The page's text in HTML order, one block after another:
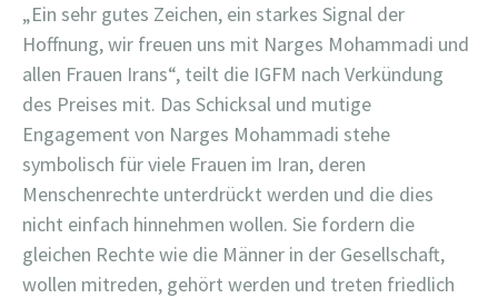
„Ein sehr gutes Zeichen, ein starkes Signal der
Hoffnung, wir freuen uns mit Narges Mohammadi und
allen Frauen Irans“, teilt die IGFM nach Verkündung
des Preises mit. Das Schicksal und mutige
Engagement von Narges Mohammadi stehe
symbolisch für viele Frauen im Iran, deren
Menschenrechte unterdrückt werden und die dies
nicht einfach hinnehmen wollen. Sie fordern die
gleichen Rechte wie die Männer in der Gesellschaft,
wollen mitreden, gehört werden und treten friedlich